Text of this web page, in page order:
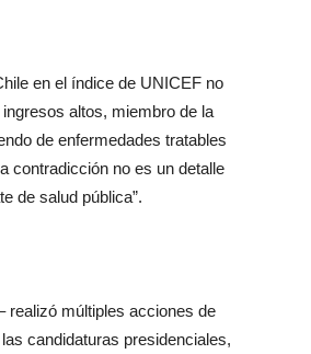
en el índice de UNICEF no
altos, miembro de la
de enfermedades tratables
contradicción no es un detalle
de salud pública”.
realizó múltiples acciones de
candidaturas presidenciales,